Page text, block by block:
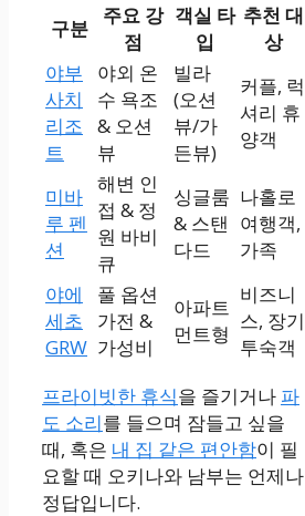
구분
주요 강
점
객실 타
입
추천 대
상
야부
사치
리조
트
야외 온
수 욕조
& 오션
뷰
빌라
(오션
뷰/가
든뷰)
커플, 럭
셔리 휴
양객
미바
루 펜
션
해변 인
접 & 정
원 바비
큐
싱글룸
& 스탠
다드
나홀로
여행객,
가족
야에
세초
GRW
풀 옵션
가전 &
가성비
아파트
먼트형
비즈니
스, 장기
투숙객
프라이빗한 휴식을 즐기거나 파
도 소리를 들으며 잠들고 싶을
때, 혹은 내 집 같은 편안함이 필
요할 때 오키나와 남부는 언제나
정답입니다.